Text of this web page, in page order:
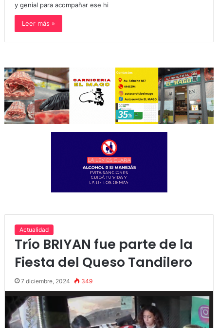
y genial para acompañar ese hi
Leer más »
Actualidad
Trío BRIYAN fue parte de la
Fiesta del Queso Tandilero
7 diciembre, 2024 349